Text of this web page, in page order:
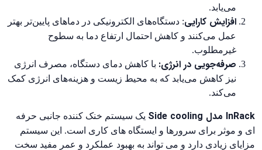
می‌یابد.
افزایش کارایی: دستگاه‌های الکترونیکی در دماهای پایین‌تر بهتر
عمل می‌کنند و کاهش احتمال ارتفاع دما به سطوح
غیرمطلوب.
صرفه‌جویی در انرژی: با کاهش دمای دستگاه، مصرف انرژی
نیز کاهش می‌یابد که به محیط زیست و هزینه‌های انرژی کمک
می‌کند.
InRack مدل Side cooling
یک سیستم خنک کننده جانبی حرفه
ای و موثر برای سرورها و ایستگاه های کاری است. این سیستم
مزایای زیادی دارد و می تواند به بهبود عملکرد و عمر مفید سخت